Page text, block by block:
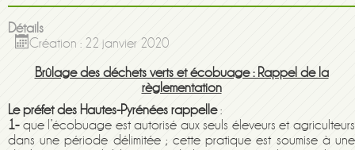
Détails
Création : 22 janvier 2020
Brûlage des déchets verts et écobuage : Rappel de la
règlementation
Le préfet des Hautes-Pyrénées rappelle:
1-que l’écobuage est autorisé aux seuls éleveurs et agriculteurs
dans une période délimitée ; cette pratique est soumise à une